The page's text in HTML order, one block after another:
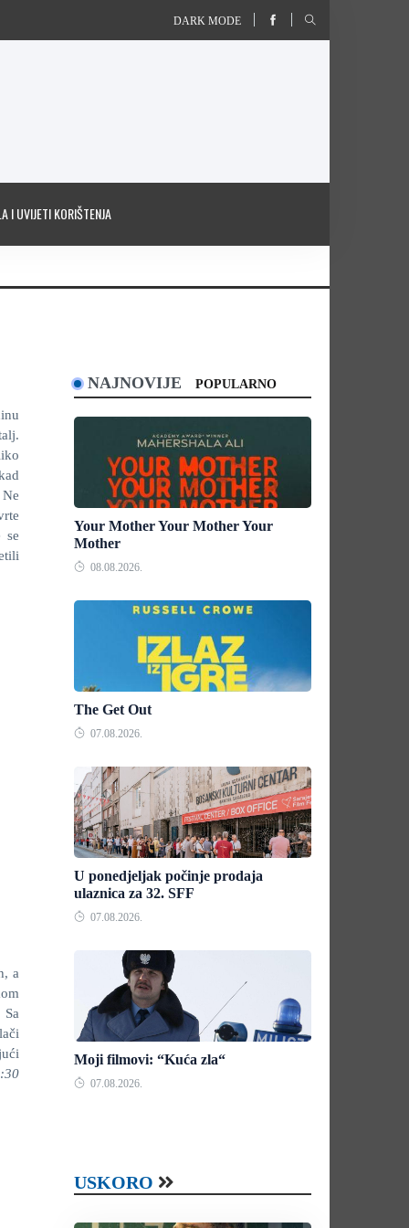
DARK MODE
I UVIJETI KORIŠTENJA
se
a
NAJNOVIJE POPULARNO
Your Mother Your Mother Your
Mother
08.08.2026.
The Get Out
07.08.2026.
U ponedjeljak počinje prodaja
ulaznica za 32. SFF
07.08.2026.
Moji filmovi: “Kuća zla“
07.08.2026.
USKORO